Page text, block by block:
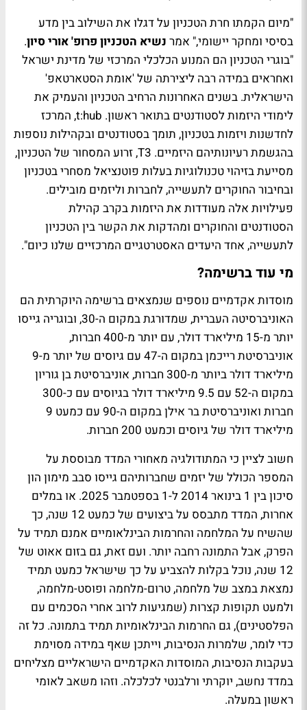
"מיום הקמתו חרת הטכניון על דגלו את השילוב בין מדע
בסיסי ומחקר יישומי," אמר נשיא הטכניון פרופ' אורי סיון.
"בוגרי הטכניון הם המנוע הכלכלי המרכזי של מדינת ישראל
ואחראים במידה רבה ליצירתה של 'אומת הסטארטאפ'
הישראלית. בשנים האחרונות הרחיב הטכניון והעמיק את
לימודי היזמות לסטודנטים בתואר ראשון. t:hub, המרכז
לחדשנות ויזמות בטכניון, תומך בסטודנטים ובקהילות נוספות
בהגשמת רעיונותיהם היזמיים. T3, זרוע המסחור של הטכניון,
מסייעת בזיהוי טכנולוגיות בעלות פוטנציאל מסחרי בטכניון
ובחיבור החוקרים לתעשייה, לחברות וליזמים מובילים.
פעילויות אלה מעודדות את היזמות בקרב קהילת
הסטודנטים והחוקרים ומהדקות את הקשר בין הטכניון
לתעשייה, אחד היעדים האסטרטגיים המרכזיים שלנו כיום".
מי עוד ברשימה?
מוסדות אקדמיים נוספים שנמצאים ברשימה היוקרתית הם
האוניברסיטה העברית, שמדורגת במקום ה-30, ובוגריה גייסו
יותר מ-15 מיליארד דולר, עם יותר מ-400 חברות,
אוניברסיטת רייכמן במקום ה-47 עם גיוסים של יותר מ-9
מיליארד דולר ביותר מ-300 חברות, אוניברסיטת בן גוריון
במקום ה-52 עם 9.5 מיליארד דולר בגיוסים עם כ-300
חברות ואוניברסיטת בר אילן במקום ה-90 עם כמעט 9
מיליארד דולר של גיוסים וכמעט 200 חברות.
חשוב לציין כי המתודולגיה מאחורי המדד מבוססת על
המספר הכולל של יזמים שחברותיהם גייסו סבב מימון הון
סיכון בין 1 בינואר 2014 ל-1 בספטמבר 2025. או במלים
אחרות, המדד מתבסס על ביצועים של כמעט 12 שנה, כך
שהשיח על המלחמה והחרמות הבינלאומיים אמנם תמיד על
הפרק, אבל התמונה רחבה יותר. ועם זאת, גם בזום אאוט של
12 שנה, נוכל בקלות להצביע על כך שישראל כמעט תמיד
נמצאת במצב של מלחמה, טרום-מלחמה ופוסט-מלחמה,
ולמעט תקופות קצרות (שמגיעות לרוב אחרי הסכמים עם
הפלסטינים), גם החרמות הבינלאומיות תמיד בתמונה. כל זה
כדי לומר, שלמרות הנסיבות, וייתכן שאף במידה מסוימת
בעקבות הנסיבות, המוסדות האקדמיים הישראליים מצליחים
במדד נחשב, יוקרתי ורלבנטי לכלכלה. וזהו משאב לאומי
ראשון במעלה.